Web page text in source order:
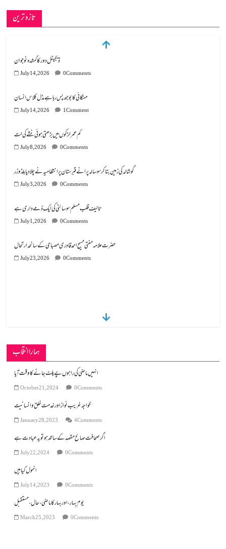
تازہ ترین
مہنگائی کا بوجھ پس رہا ہے مڈل کلاس انسان
July 14, 2026 1 Comment
کم عمر لڑکوں میں بڑھتی ہوئی نشے کی لت
July 8, 2026 0 Comments
گوشالہ کی زمین بتا کر سوسالہ پرانے قبرستان پر انتظامیہ نے چلا دیا بلڈوزر
July 3, 2026 0 Comments
تالیف قلب مسلم سوسائٹی کی ایک ذمے داری ہے
July 1, 2026 0 Comments
July 23, 2026 0 Comments
ڈیجیٹل دور کا گمشدہ نوجوان
July 14, 2026 0 Comments
ہمارا انتخاب
انہیں ماضی کی راہوں پے پلٹ جانے کا وقت آیا
October 21, 2024 0 Comments
خواجہ غریب نواز اور خدمت خلق و انسانیت
January 28, 2023 4 Comments
اگر صحافت صالح مقصد کے ساتھ ہو تو یہ عبادت ہے
July 22, 2024 0 Comments
انمول کیا ہیں
July 14, 2023 0 Comments
March 25, 2023 0 Comments